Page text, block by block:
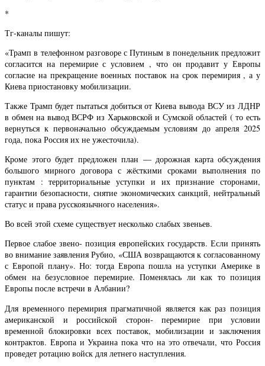
*
Тг-каналы пишут:
«Трамп в телефонном разговоре с Путиным в понедельник предложит
согласится на перемирие с условием , что он продавит у Европы
согласие на прекращение военных поставок на срок перемирия , а у
Киева приостановку мобилизации.
Также Трамп будет пытаться добиться от Киева вывода ВСУ из ЛДНР
в обмен на вывод ВСРФ из Харьковской и Сумской областей ( то есть
вернуться к первоначально обсуждаемым условиям до апреля 2025
года, пока Россия их не ужесточила).
Кроме этого будет предложен план — дорожная карта обсуждения
большого мирного договора с жёсткими сроками выполнения по
пунктам : территориальные уступки и их признание сторонами,
гарантии безопасности, снятие экономических санкций, нейтральный
статус и права русскоязычного населения».
Во всей этой схеме существует несколько слабых звеньев.
Первое слабое звено- позиция европейских государств. Если принять
во внимание заявления Рубио, «США возвращаются к согласованному
с Европой плану». Но: тогда Европа пошла на уступки Америке в
обмен на безусловное перемирие. Поменялась ли как то позиция
Европы после встречи в Албании?
Для временного перемирия прагматичной является как раз позиция
американской и российской сторон- перемирие при условии
временной блокировки всех поставок, мобилизации и заключения
контрактов. Европа и Украина пока что на это отвечали, что Россия
проведет ротацию войск для летнего наступления.